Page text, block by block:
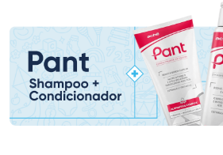
Promoção em Destaque